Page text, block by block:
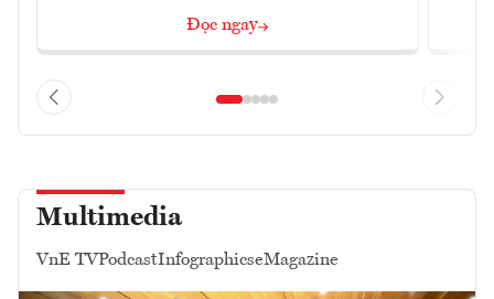
Đọc ngay
Multimedia
VnE TVPodcastInfographicseMagazine